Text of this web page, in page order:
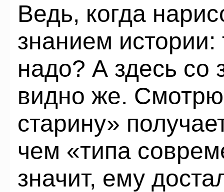
Ведь, когда
знанием истории:
надо? А здесь со
видно же.
старину»
чем «типа
значит, ему